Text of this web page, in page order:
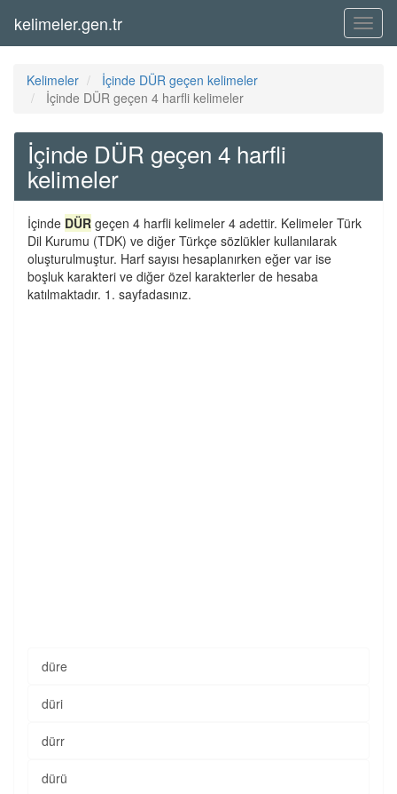
Menü
kelimeler.gen.tr
Kelimeler
İçinde DÜR geçen kelimeler
İçinde DÜR geçen 4 harfli kelimeler
İçinde DÜR geçen 4 harfli
kelimeler
İçinde DÜR geçen 4 harfli kelimeler 4 adettir. Kelimeler Türk
Dil Kurumu (TDK) ve diğer Türkçe sözlükler kullanılarak
oluşturulmuştur. Harf sayısı hesaplanırken eğer var ise
boşluk karakteri ve diğer özel karakterler de hesaba
katılmaktadır. 1. sayfadasınız.
düre
düri
dürr
dürü